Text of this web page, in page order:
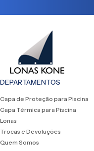
DEPARTAMENTOS
Capa de Proteção para Piscina
Capa Térmica para Piscina
Lonas
Trocas e Devoluções
Quem Somos